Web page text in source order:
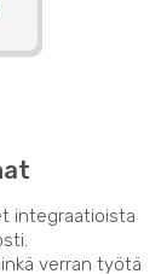
integraatioista
verran työtä